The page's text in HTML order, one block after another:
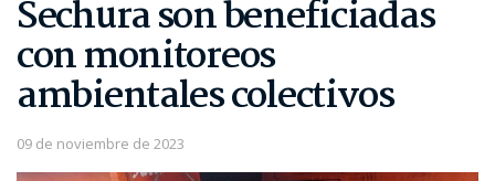
Sechura son beneficiadas
con monitoreos
ambientales colectivos
09 de noviembre de 2023